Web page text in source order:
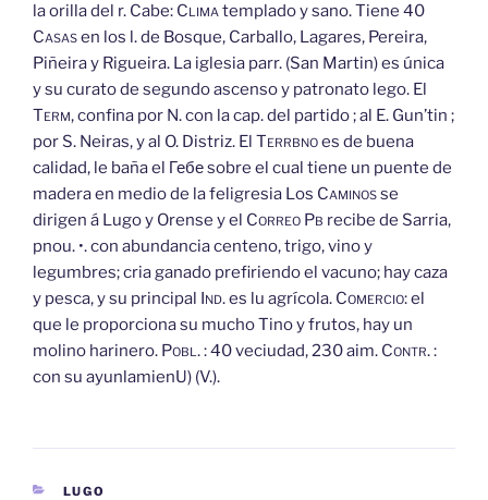
la orilla del r. Cabe: Climatemplado y sano. Tiene 40
Casasen los l. de Bosque, Carballo, Lagares, Pereira,
Piñeira y Rigueira. La iglesia parr. (San Martin) es única
y su curato de segundo ascenso y patronato lego. El
Term,confina por N. con la cap. del partido ; al E. Gun’tin ;
por S. Neiras, y al O. Distriz. El Terrbnoes de buena
calidad, le baña el Гебе sobre el cual tiene un puente de
madera en medio de la feligresia Los Caminosse
dirigen á Lugo y Orense y el Correo Pb recibe de Sarria,
pnou. •. con abundancia centeno, trigo, vino y
legumbres; cria ganado prefiriendo el vacuno; hay caza
y pesca, y su principal Ind.es lu agrícola. Comercio:el
que le proporciona su mucho Tino y frutos, hay un
molino harinero. Pobl.: 40 veciudad, 230 aim. Contr.:
con su ayunlamienU) (V.).
CATEGORÍAS
LUGO